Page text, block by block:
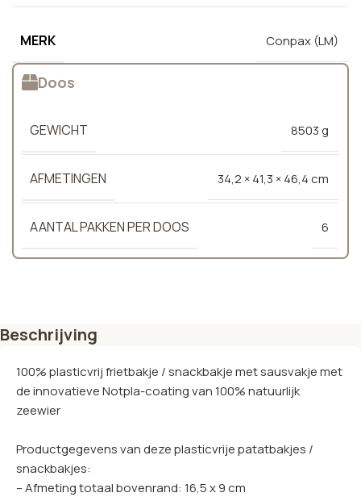
MERK Conpax (LM)
Doos
GEWICHT 8503 g
AFMETINGEN 34,2 × 41,3 × 46,4 cm
AANTAL PAKKEN PER DOOS 6
Beschrijving
100% plasticvrij frietbakje / snackbakje met sausvakje met
de innovatieve Notpla-coating van 100% natuurlijk
zeewier
Productgegevens van deze plasticvrije patatbakjes /
snackbakjes:
– Afmeting totaal bovenrand: 16,5 x 9 cm